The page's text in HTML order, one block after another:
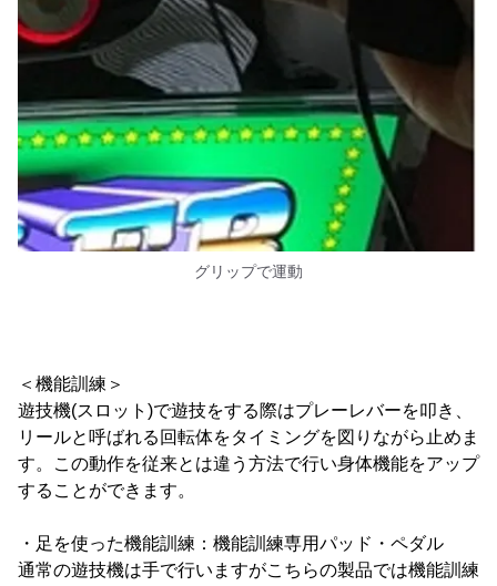
グリップで運動
＜機能訓練＞
遊技機(スロット)で遊技をする際はプレーレバーを叩き、
リールと呼ばれる回転体をタイミングを図りながら止めま
す。この動作を従来とは違う方法で行い身体機能をアップ
することができます。
・足を使った機能訓練：機能訓練専用パッド・ペダル
通常の遊技機は手で行いますがこちらの製品では機能訓練